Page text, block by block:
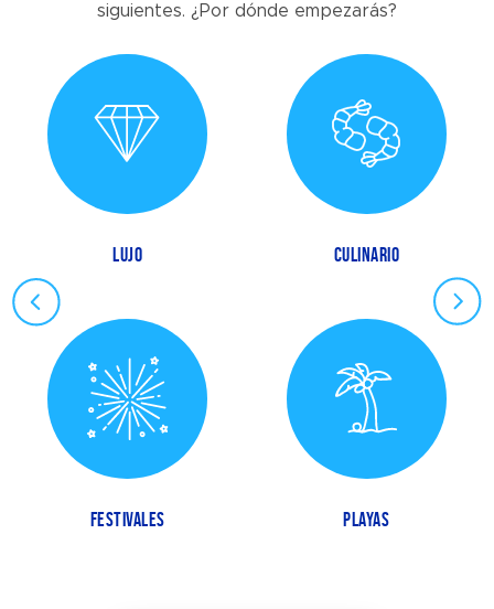
siguientes. ¿Por dónde empezarás?
LUJO
FESTIVALES
CULINARIO
PLAYAS